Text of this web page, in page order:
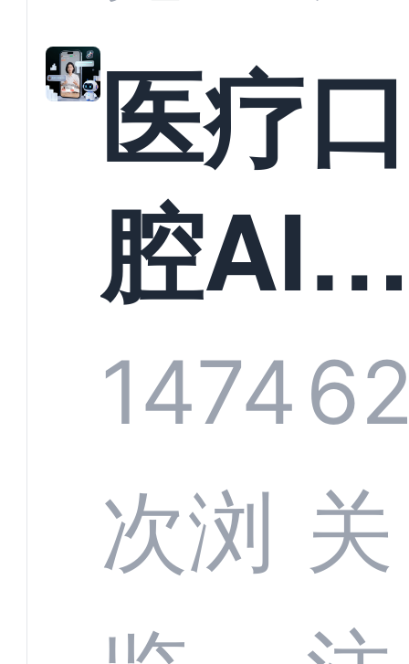
准？
教育机
构实现
规模化
增长与
数字化
医疗口
腔AI
服系统
全渠道
1474
次浏 关